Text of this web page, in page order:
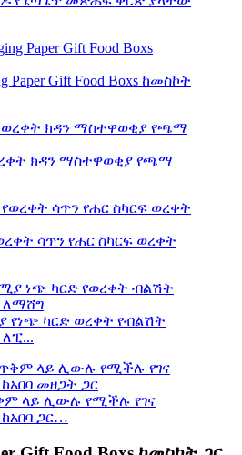
Paper Gift Food Boxs ከመስኮት
ክዳን ማስተዋወቂያ የጫማ
ሳጥን የሐር ስካርፍ ወረቀት
ካርድ ወረቀት የብልሽት
ላይ ሊውሉ የሚችሉ የገና
ጋር…